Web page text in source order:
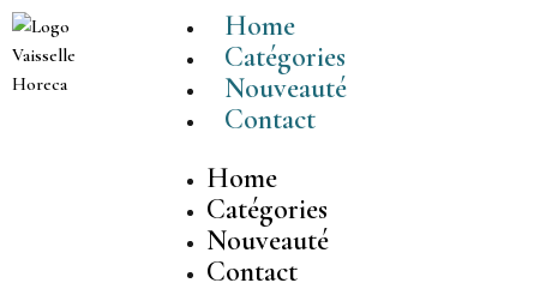
Aller
Home
Catégories
Nouveauté
Contact
Home
Catégories
Nouveauté
Contact